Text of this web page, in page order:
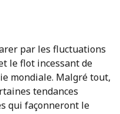
par les fluctuations
le flot incessant de
mondiale. Malgré tout,
tendances
qui façonneront le